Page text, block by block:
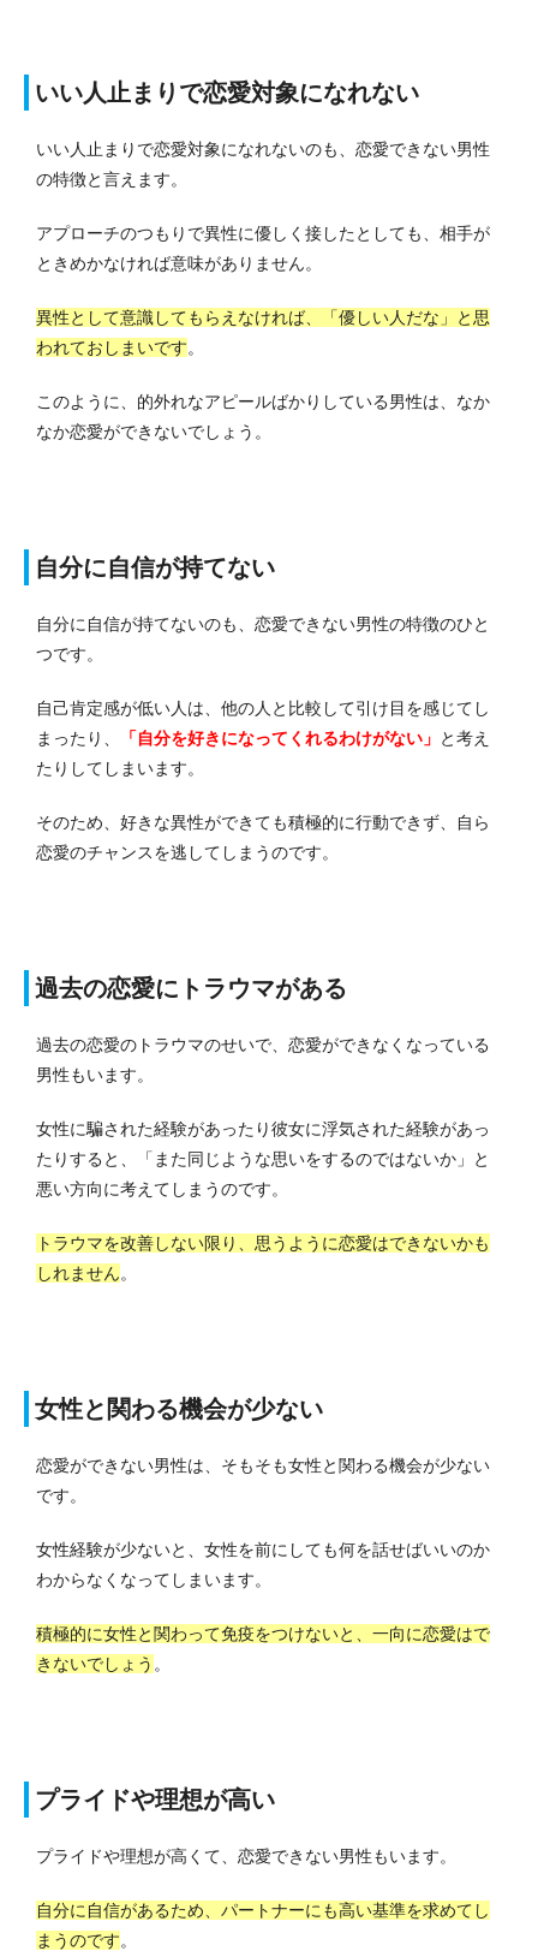
いい人止まりで恋愛対象になれない
いい人止まりで恋愛対象になれないのも、恋愛できない男性
の特徴と言えます。
アプローチのつもりで異性に優しく接したとしても、相手が
ときめかなければ意味がありません。
異性として意識してもらえなければ、「優しい人だな」と思
われておしまいです。
このように、的外れなアピールばかりしている男性は、なか
なか恋愛ができないでしょう。
自分に自信が持てない
自分に自信が持てないのも、恋愛できない男性の特徴のひと
つです。
自己肯定感が低い人は、他の人と比較して引け目を感じてし
まったり、
「自分を好きになってくれるわけがない」 と考え
たりしてしまいます。
そのため、好きな異性ができても積極的に行動できず、自ら
恋愛のチャンスを逃してしまうのです。
過去の恋愛にトラウマがある
過去の恋愛のトラウマのせいで、恋愛ができなくなっている
男性もいます。
女性に騙された経験があったり彼女に浮気された経験があっ
たりすると、「また同じような思いをするのではないか」と
悪い方向に考えてしまうのです。
トラウマを改善しない限り、思うように恋愛はできないかも
しれません。
女性と関わる機会が少ない
恋愛ができない男性は、そもそも女性と関わる機会が少ない
です。
女性経験が少ないと、女性を前にしても何を話せばいいのか
わからなくなってしまいます。
積極的に女性と関わって免疫をつけないと、一向に恋愛はで
きないでしょう 。
プライドや理想が高い
プライドや理想が高くて、恋愛できない男性もいます。
自分に自信があるため、パートナーにも高い基準を求めてし
まうのです。